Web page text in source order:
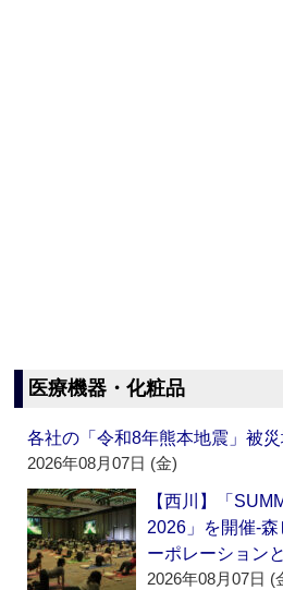
医療機器・化粧品
各社の「令和8年熊本地震」被
2026年08月07日 (金)
【西川】「
2026」を開催‐
ーポレーション
2026年08月07日 (